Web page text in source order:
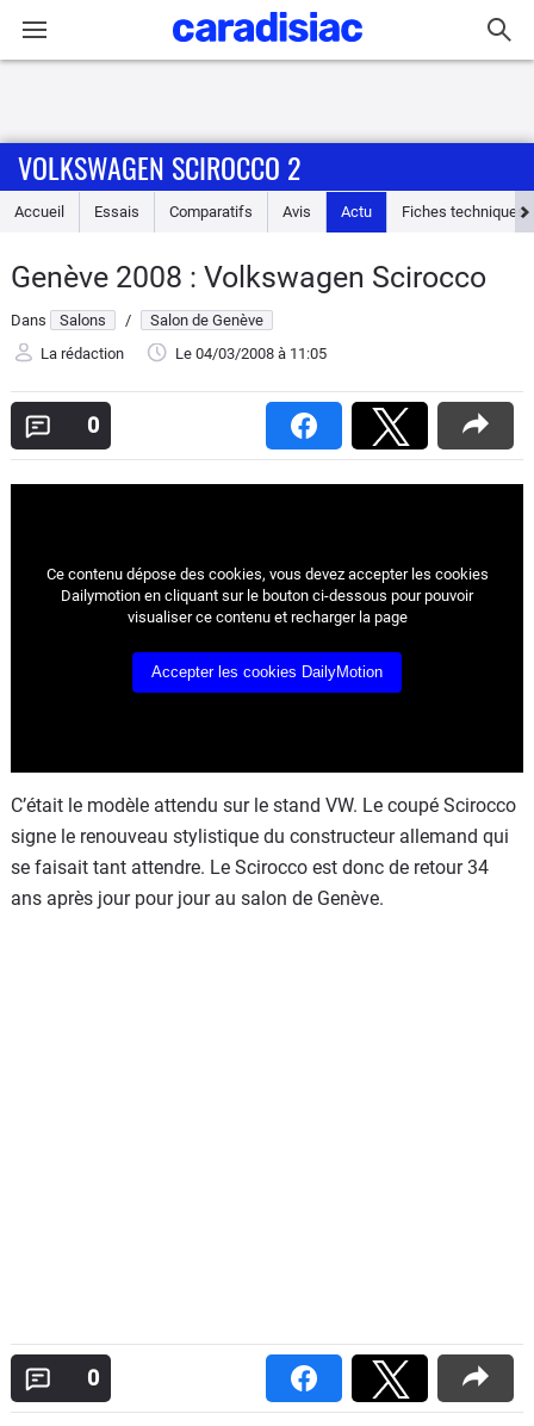
Accueil
Essais
Guide
Electriques
Flottes
Moto
Marques
VOLKSWAGEN SCIROCCO 2
Accueil Essais Comparatifs Avis Actu Fiches techniques
Genève 2008 : Volkswagen Scirocco
Dans Salons /
Salon de Genève
La rédaction
Le 04/03/2008 à 11:05
0
Ce contenu dépose des cookies, vous devez accepter les cookies
Dailymotion en cliquant sur le bouton ci-dessous pour pouvoir
visualiser ce contenu et recharger la page
Accepter les cookies DailyMotion
C’était le modèle attendu sur le stand VW. Le coupé Scirocco
signe le renouveau stylistique du constructeur allemand qui
se faisait tant attendre. Le Scirocco est donc de retour 34
ans après jour pour jour au salon de Genève.
0